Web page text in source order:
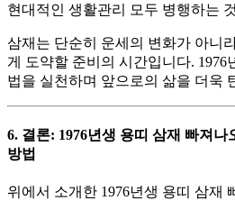
현대적인 생활관리 모두 병행하는
삼재는 단순히 운세의 변화가 아니
게 도약할 준비의 시간입니다. 1976
법을 실천하며 앞으로의 삶을 더욱
6. 결론: 1976년생 용띠 삼재 빠져
방법
위에서 소개한 1976년생 용띠 삼재